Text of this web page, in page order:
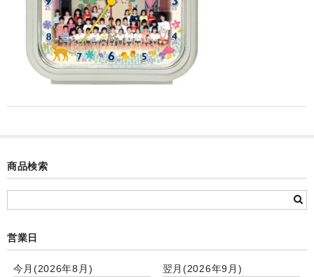
音声時計(集合)
目覚まし時計(個別)
お絵かきギャラリープラス(絵＋個別)
メロディ時計(個別)
制服メモリー
商品検索
営業日
今月(2026年8月)
翌月(2026年9月)